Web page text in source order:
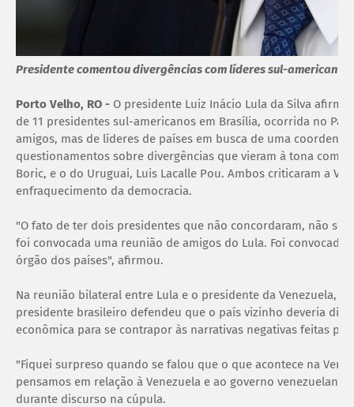
Presidente comentou divergências com líderes sul-americanos
Porto Velho, RO - O presidente Luiz Inácio Lula da Silva
de 11 presidentes sul-americanos em Brasília, ocorrida no
amigos, mas de líderes de países em busca de uma
questionamentos sobre divergências que vieram à tona com
Boric, e o do Uruguai, Luis Lacalle Pou. Ambos criticaram a
enfraquecimento da democracia.
"O fato de ter dois presidentes que não concordaram, não
foi convocada uma reunião de amigos do Lula. Foi
órgão dos países", afirmou.
Na reunião bilateral entre Lula e o presidente da Venezuela,
presidente brasileiro defendeu que o país vizinho deveria
econômica para se contrapor às narrativas negativas feitas
"Fiquei surpreso quando se falou que o que acontece na
pensamos em relação à Venezuela e ao governo
durante discurso na cúpula.